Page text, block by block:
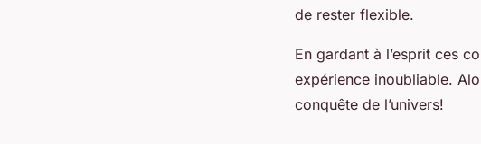
de rester flexible.
En gardant à l’esprit ces
expérience inoubliable.
conquête de l’univers!